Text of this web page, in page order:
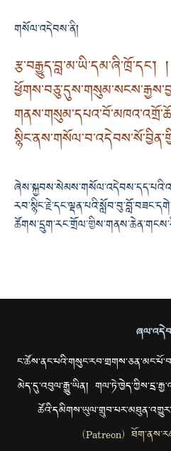
གསོལ་འདེབས་ནི།
རྩ་བརྒྱུད་བླ་མ་ཡི་དམ་ཞི་ཁྲོ་དང་། །
མེད་དུ་འབུལ་རྒྱུ་ཡིན།
(Patreon)